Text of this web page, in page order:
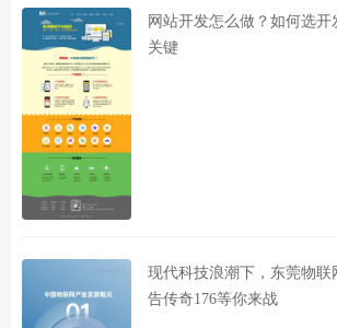
网站开发怎么做？如何选开
关键
现代科技浪潮下，东莞物联
告传奇176等你来战